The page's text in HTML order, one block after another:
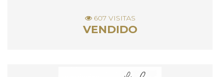
607 VISITAS
VENDIDO